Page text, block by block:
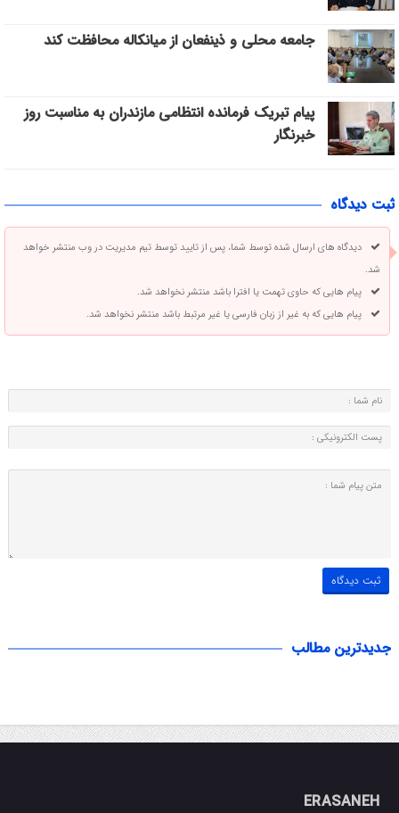
جامعه محلی و ذینفعان از میانکاله محافظت کند
پیام تبریک فرمانده انتظامی مازندران به مناسبت روز
خبرنگار
ثبت دیدگاه
دیدگاه های ارسال شده توسط شما، پس از تایید توسط تیم مدیریت در وب منتشر خواهد
شد.
پیام هایی که حاوی تهمت یا افترا باشد منتشر نخواهد شد.
پیام هایی که به غیر از زبان فارسی یا غیر مرتبط باشد منتشر نخواهد شد.
جدیدترین مطالب
ERASANEH